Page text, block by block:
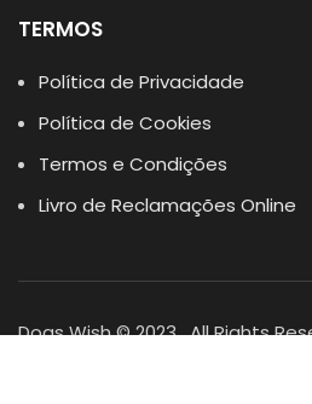
TERMOS
Política de Privacidade
Política de Cookies
Termos e Condições
Livro de Reclamações Online
Dogs Wish © 2023 . All Rights